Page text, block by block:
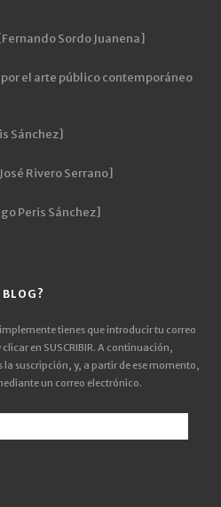
Sordo Juanena]
por el arte público contemporáneo
Sánchez]
Rivero Serrano]
Peris Sánchez]
BLOG?
tienes que introducir tu correo
en SUSCRIBIR. A continuación,
suscripción, y, a partir de ese momento,
un correo electrónico.